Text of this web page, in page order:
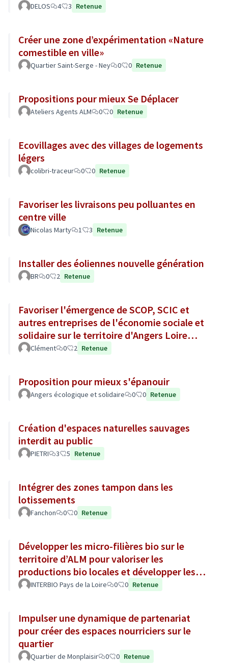
DELOS 4 3 Retenue
Créer une zone d’expérimentation «Nature
comestible en ville»
Quartier Saint-Serge - Ney 0 0 Retenue
Propositions pour mieux Se Déplacer
Ateliers Agents ALM 0 0 Retenue
Ecovillages avec des villages de logements
légers
colibri-traceur 0 0 Retenue
Favoriser les livraisons peu polluantes en
centre ville
Nicolas Marty 1 3 Retenue
Installer des éoliennes nouvelle génération
BR 0 2 Retenue
Favoriser l'émergence de SCOP, SCIC et
autres entreprises de l'économie sociale et
solidaire sur le territoire d'Angers Loire
Métropole
Clément 0 2 Retenue
Proposition pour mieux s'épanouir
Angers écologique et solidaire 0 0 Retenue
Création d'espaces naturelles sauvages
interdit au public
PIETRI 3 5 Retenue
Intégrer des zones tampon dans les
lotissements
Fanchon 0 0 Retenue
Développer les micro-filières bio sur le
territoire d’ALM pour valoriser les
productions bio locales et développer les
circuits courts.
INTERBIO Pays de la Loire 0 0 Retenue
Impulser une dynamique de partenariat
pour créer des espaces nourriciers sur le
quartier
Quartier de Monplaisir 0 0 Retenue